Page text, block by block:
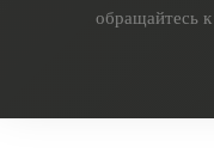
обращайтесь